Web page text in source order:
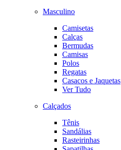
Masculino
Camisetas
Calças
Bermudas
Camisas
Polos
Regatas
Casacos e Jaquetas
Ver Tudo
Calçados
Tênis
Sandálias
Rasteirinhas